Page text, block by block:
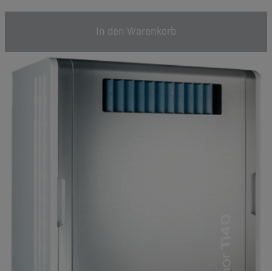
In den Warenkorb